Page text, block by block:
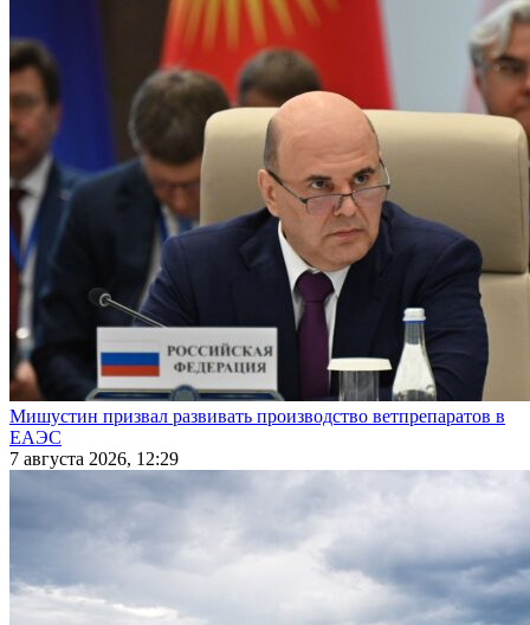
Мишустин призвал развивать производство ветпрепаратов в
ЕАЭС
7 августа 2026, 12:29